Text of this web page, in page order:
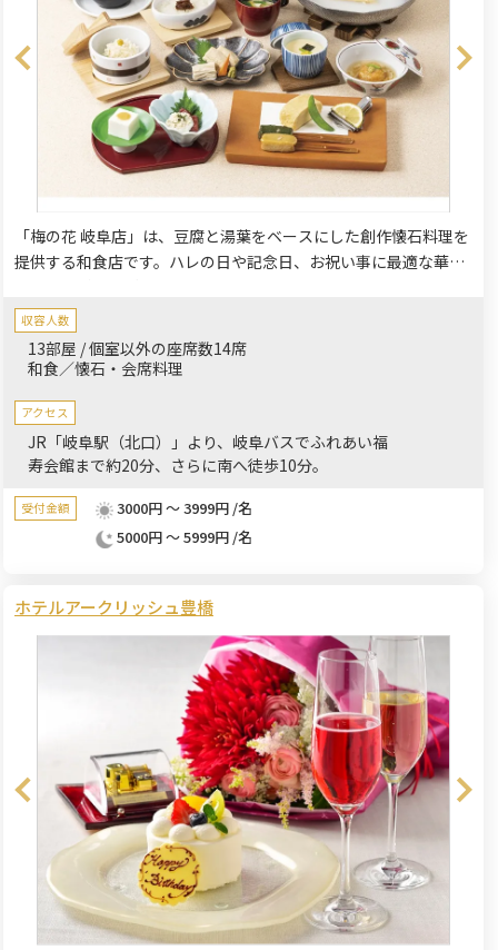
「梅の花 岐阜店」は、豆腐と湯葉をベースにした創作懐石料理を
提供する和食店です。ハレの日や記念日、お祝い事に最適な華や
せ、長寿のお祝い、お子様の節句など、特別な日を優雅に彩りま
す。最大48名様まで着席可能な宴会場は、完全個室でプライベー
トな時間を過ごせ、少人数でのご利用も可能です。掘りごたつ席
ー、お子様用椅子、食器、ベビーベッドもご用意しており、ご家
族でのご利用も安心です。歓送迎会や誕生日のお祝いにもおすす
めです。
収容人数
13部屋 / 個室以外の座席数14席
和食／懐石・会席料理
アクセス
JR「岐阜駅（北口）」より、岐阜バスでふれあい福
寿会館まで約20分、さらに南へ徒歩10分。
受付金額
3000円 ～ 3999円 /名
5000円 ～ 5999円 /名
ホテルアークリッシュ豊橋